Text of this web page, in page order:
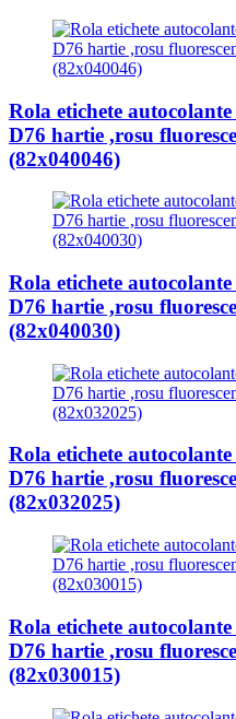
Rola etichete
D76 hartie ,rosu
(82x040046)
Rola etichete
D76 hartie ,rosu
(82x040030)
Rola etichete
D76 hartie ,rosu
(82x032025)
Rola etichete
D76 hartie ,rosu
(82x030015)